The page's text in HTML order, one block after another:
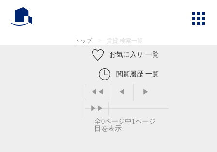
トップ > 賃貸 検索一覧
お気に入り 一覧
閲覧履歴 一覧
◀◀ ◀ ▶
▶▶
全0ページ中1ページ
目を表示